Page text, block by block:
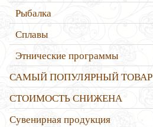
Рыбалка
Сплавы
Этнические программы
САМЫЙ ПОПУЛЯРНЫЙ ТОВАР
СТОИМОСТЬ СНИЖЕНА
Сувенирная продукция